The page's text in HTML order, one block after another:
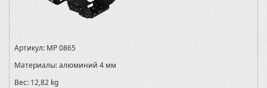
Артикул: MP 0865
Материалы:алюминий 4 мм
Вес: 12,82 kg